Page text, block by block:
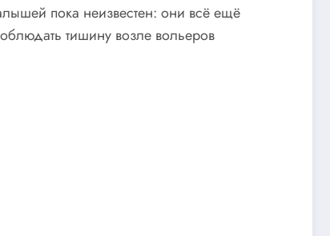
пока неизвестен: они всё ещё
тишину возле вольеров